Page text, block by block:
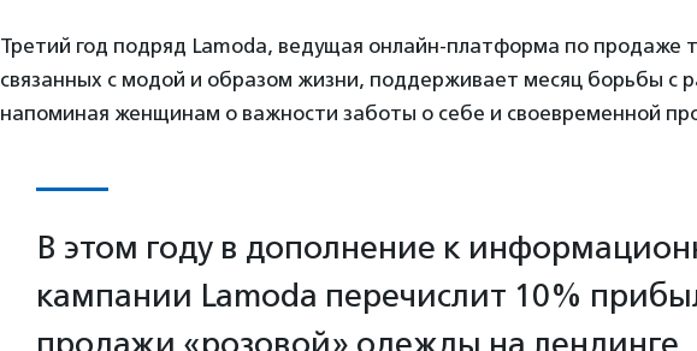
Третий год подряд Lamoda, ведущая онлайн-платформа по продаже
связанных с модой и образом жизни, поддерживает месяц борьбы с
напоминая женщинам о важности заботы о себе и своевременной
В этом году в дополнение к
кампании Lamoda перечислит 10%